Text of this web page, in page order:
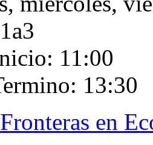
11:00
13:30
en